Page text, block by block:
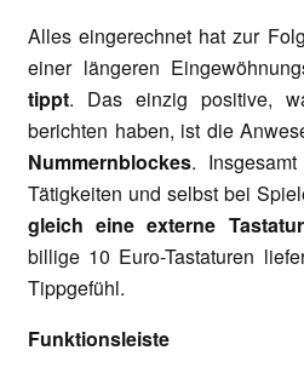
Alles eingerechnet hat zur
einer längeren
tippt. Das einzig positive,
berichten haben, ist die
Nummernblockes.
Tätigkeiten und selbst bei
gleich eine externe Tastatur
billige 10 Euro-Tastaturen
Tippgefühl.
Funktionsleiste